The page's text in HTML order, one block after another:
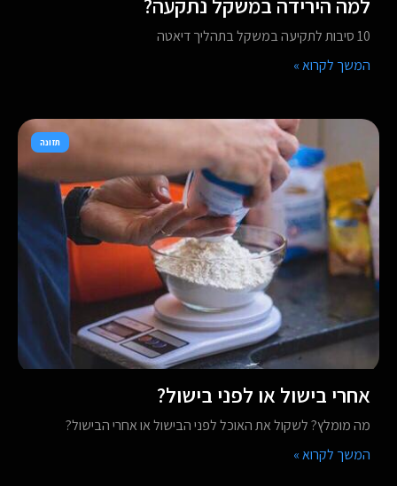
10 סיבות לתקיעה במשקל בתהליך דיאטה
המשך לקרוא »
אחרי בישול או לפני בישול?
מה מומלץ? לשקול את האוכל לפני הבישול או אחרי הבישול?
המשך לקרוא »
תזונה